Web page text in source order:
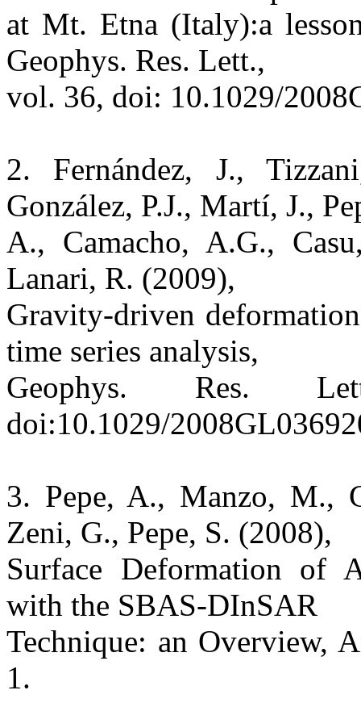
at Mt. Etna (Italy):a
Geophys. Res. Lett.,
vol. 36, doi: 10.1029/
2. Fernández, J.,
González, P.J., Martí, J.,
A., Camacho, A.G.,
Lanari, R. (2009),
Gravity-driven
time series analysis,
Geophys. Res.
doi:10.1029/
3. Pepe, A., Manzo, M.,
Zeni, G., Pepe, S. (2008),
Surface Deformation of
with the SBAS-DInSAR
Technique: an Overview,
1.